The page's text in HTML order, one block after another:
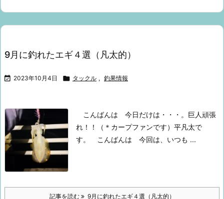
9月に釣れたエギ４選（凡太的）
 2023年10月4日  タックル , 釣果情報
こんばんは 今日だけは・・・。 巨人頑張
れ！！（＊カープファンです） 平凡太で
す。
こんばんは 今回は、いつも ...
記事を読む 9月に釣れたエギ４選（凡太的）